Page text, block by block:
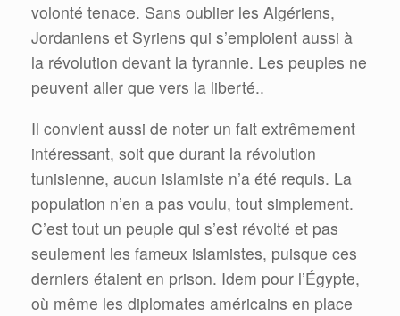
volonté tenace. Sans oublier les Algériens,
Jordaniens et Syriens qui s’emploient aussi à
la révolution devant la tyrannie. Les peuples ne
peuvent aller que vers la liberté..
Il convient aussi de noter un fait extrêmement
intéressant, soit que durant la révolution
tunisienne, aucun islamiste n’a été requis. La
population n’en a pas voulu, tout simplement.
C’est tout un peuple qui s’est révolté et pas
seulement les fameux islamistes, puisque ces
derniers étaient en prison. Idem pour l’Égypte,
où même les diplomates américains en place